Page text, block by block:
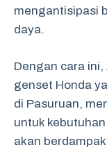
mengantisipasi
daya.
Dengan cara
genset Honda
di Pasuruan,
untuk
akan